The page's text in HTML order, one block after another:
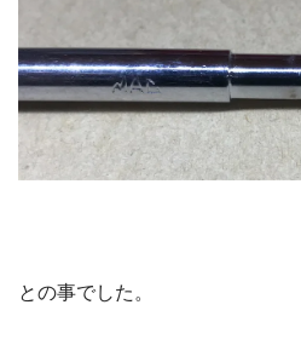
との事でした。